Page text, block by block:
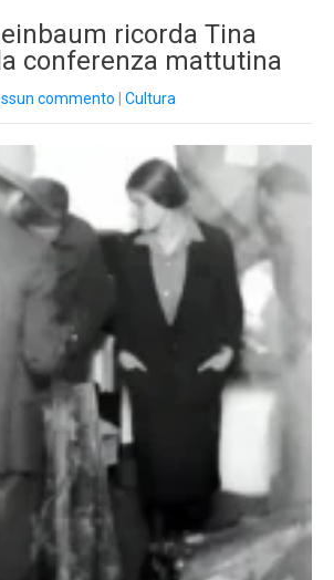
ricorda Tina
conferenza mattutina
commento Cultura